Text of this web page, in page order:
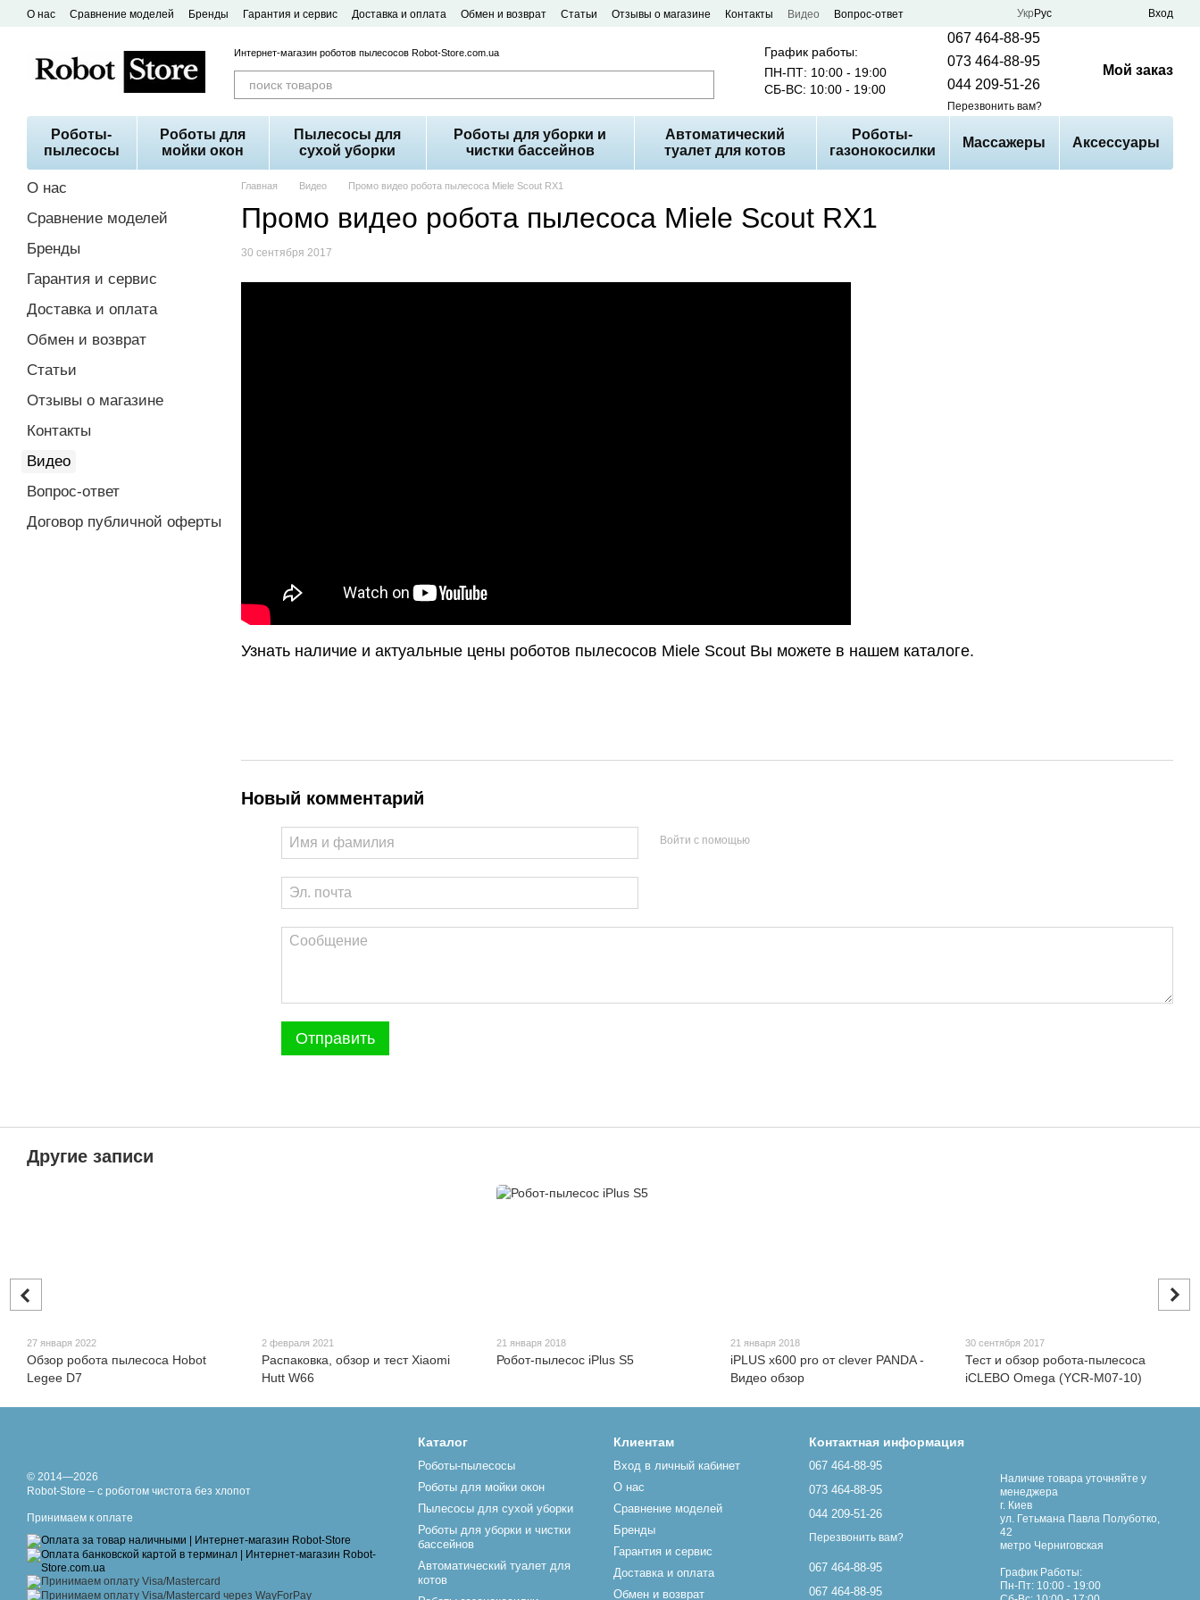
Перейти к основному контенту
О нас Сравнение моделей Бренды Гарантия и сервис Доставка и оплата Обмен и возврат Статьи Отзывы о магазине Контакты Видео
Вопрос-ответ
Укр Рус Вход
Интернет-магазин роботов пылесосов Robot-Store.com.ua
График работы:
ПН-ПТ: 10:00 - 19:00
СБ-ВС: 10:00 - 19:00
067 464-88-95
073 464-88-95
044 209-51-26
Перезвонить вам?
Мой заказ
Роботы-
пылесосы
Роботы для
мойки окон
Пылесосы для
сухой уборки
Роботы для уборки и
чистки бассейнов
Автоматический
туалет для котов
Роботы-
газонокосилки
Массажеры Аксессуары
Главная Видео Промо видео робота пылесоса Miele Scout RX1
Промо видео робота пылесоса Miele Scout RX1
30 сентября 2017
Узнать наличие и актуальные цены роботов пылесосов Miele Scout Вы можете в нашем каталоге.
Новый комментарий
Войти с помощью
Отправить
О нас
Сравнение моделей
Бренды
Гарантия и сервис
Доставка и оплата
Обмен и возврат
Статьи
Отзывы о магазине
Контакты
Видео
Вопрос-ответ
Договор публичной оферты
Другие записи
27 января 2022
Обзор робота пылесоса Hobot
Legee D7
2 февраля 2021
Распаковка, обзор и тест Xiaomi
Hutt W66
21 января 2018
Робот-пылесос iPlus S5
21 января 2018
iPLUS x600 pro от clever PANDA -
Видео обзор
30 сентября 2017
Тест и обзор робота-пылесоса
iCLEBO Omega (YCR-M07-10)
© 2014—2026
Robot-Store – с роботом чистота без хлопот
Принимаем к оплате
Каталог
Роботы-пылесосы
Роботы для мойки окон
Пылесосы для сухой уборки
Роботы для уборки и чистки
бассейнов
Автоматический туалет для
котов
Клиентам
Вход в личный кабинет
О нас
Сравнение моделей
Бренды
Гарантия и сервис
Доставка и оплата
Обмен и возврат
Контактная информация
067 464-88-95
073 464-88-95
044 209-51-26
Перезвонить вам?
067 464-88-95
067 464-88-95
Наличие товара уточняйте у
менеджера
г. Киев
ул. Гетьмана Павла Полуботко,
42
метро Черниговская
График Работы:
Пн-Пт: 10:00 - 19:00